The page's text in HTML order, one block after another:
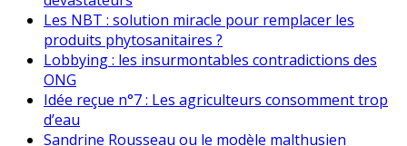
Les NBT : solution miracle pour remplacer les
produits phytosanitaires ?
Lobbying : les insurmontables contradictions des
ONG
Idée reçue n°7 : Les agriculteurs consomment trop
d’eau
Sandrine Rousseau ou le modèle malthusien